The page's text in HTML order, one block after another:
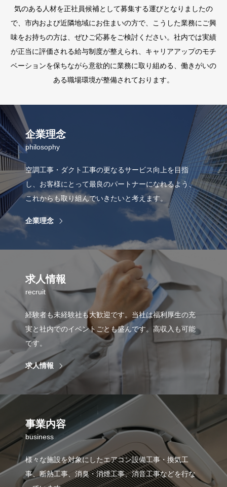
気のある人材を正社員候補として募集する運びとなりましたの
で、市内および近隣地域にお住まいの方で、こうした業務にご興
味をお持ちの方は、ぜひご応募をご検討ください。社内では実績
が正当に評価される給与制度が整えられ、キャリアアップのモチ
ベーションを保ちながら意欲的に業務に取り組める、働きがいの
ある職場環境が整備されております。
企業理念
philosophy
空調工事・ダクト工事の更なるサービス向上を目指
し、お客様にとって最良のパートナーになれるよう、
これからも取り組んでいきたいと考えます。
企業理念
求人情報
recruit
経験者も未経験社も大歓迎です。当社は福利厚生の充
実と社内でのイベントごとも盛んです。高収入も可能
です。
求人情報
事業内容
business
様々な施設を対象にしたエアコン設備工事・換気工
事、断熱工事、消臭・消煙工事、消音工事などを行な